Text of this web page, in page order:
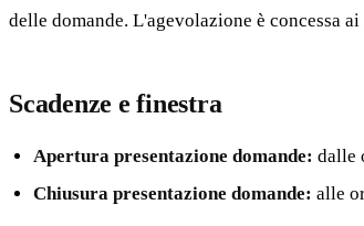
delle domande. L'agevolazione è concessa
Scadenze e finestra
Apertura presentazione domande: dalle
Chiusura presentazione domande: alle